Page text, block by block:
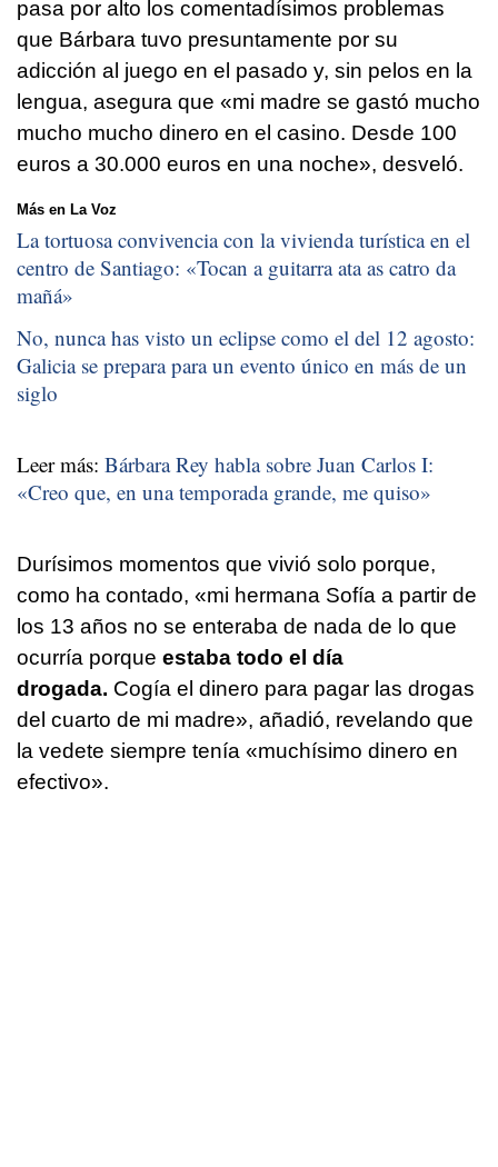
pasa por alto los comentadísimos problemas
que Bárbara tuvo presuntamente por su
adicción al juego en el pasado y, sin pelos en la
lengua, asegura que «mi madre se gastó mucho
mucho mucho dinero en el casino. Desde 100
euros a 30.000 euros en una noche», desveló.
Más en La Voz
La tortuosa convivencia con la vivienda turística en el
centro de Santiago: «Tocan a guitarra ata as catro da
mañá»
No, nunca has visto un eclipse como el del 12 agosto:
Galicia se prepara para un evento único en más de un
siglo
Leer más: Bárbara Rey habla sobre Juan Carlos I:
«Creo que, en una temporada grande, me quiso»
Durísimos momentos que vivió solo porque,
como ha contado, «mi hermana Sofía a partir de
los 13 años no se enteraba de nada de lo que
ocurría porque estaba todo el día
drogada. Cogía el dinero para pagar las drogas
del cuarto de mi madre», añadió, revelando que
la vedete siempre tenía «muchísimo dinero en
efectivo».